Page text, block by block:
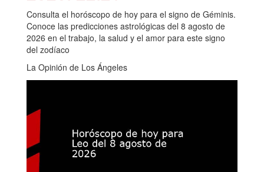
Consulta el horóscopo de hoy para el signo de Géminis.
Conoce las predicciones astrológicas del 8 agosto de
2026 en el trabajo, la salud y el amor para este signo
del zodíaco
La Opinión de Los Ángeles